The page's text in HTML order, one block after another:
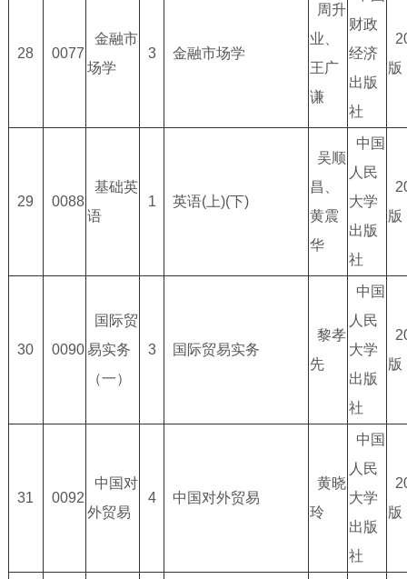
28 0077
金融市
场学
3 金融市场学
周升
业、
王广
谦
财政
经济
出版
社
版
29 0088
基础英
语
1 英语(上)(下)
吴顺
昌、
黄震
华
中国
人民
大学
出版
社
版
30 0090
国际贸
易实务
（一）
3 国际贸易实务
黎孝
先
中国
人民
大学
出版
社
版
31 0092
中国对
外贸易
4 中国对外贸易
黄晓
玲
中国
人民
大学
出版
社
版